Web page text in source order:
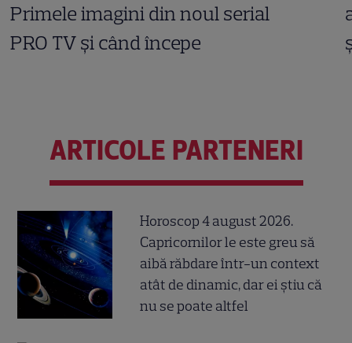
Primele imagini din noul serial
PRO TV și când începe
ARTICOLE PARTENERI
Horoscop 4 august 2026.
Capricornilor le este greu să
aibă răbdare într-un context
atât de dinamic, dar ei știu că
nu se poate altfel